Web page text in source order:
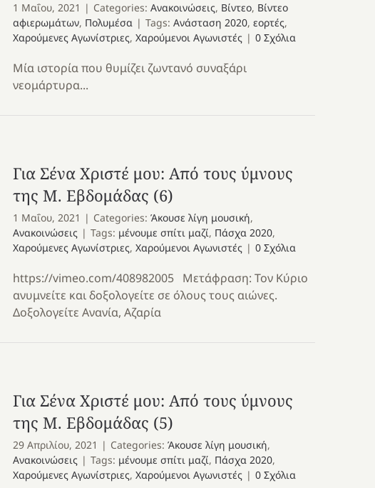
1 Μαΐου, 2021 | Categories: Ανακοινώσεις, Βίντεο, Βίντεο
αφιερωμάτων, Πολυμέσα | Tags: Ανάσταση 2020, εορτές,
Χαρούμενες Αγωνίστριες, Χαρούμενοι Αγωνιστές | 0 Σχόλια
Μία ιστορία που θυμίζει ζωντανό συναξάρι
νεομάρτυρα...
Για Σένα Χριστέ μου: Από τους ύμνους
της Μ. Εβδομάδας (6)
1 Μαΐου, 2021 | Categories: Άκουσε λίγη μουσική,
Ανακοινώσεις | Tags: μένουμε σπίτι μαζί, Πάσχα 2020,
Χαρούμενες Αγωνίστριες, Χαρούμενοι Αγωνιστές | 0 Σχόλια
https://vimeo.com/408982005 Μετάφραση: Τον Κύριο
ανυμνείτε και δοξολογείτε σε όλους τους αιώνες.
Δοξολογείτε Ανανία, Αζαρία
Για Σένα Χριστέ μου: Από τους ύμνους
της Μ. Εβδομάδας (5)
29 Απριλίου, 2021 | Categories: Άκουσε λίγη μουσική,
Ανακοινώσεις | Tags: μένουμε σπίτι μαζί, Πάσχα 2020,
Χαρούμενες Αγωνίστριες, Χαρούμενοι Αγωνιστές | 0 Σχόλια